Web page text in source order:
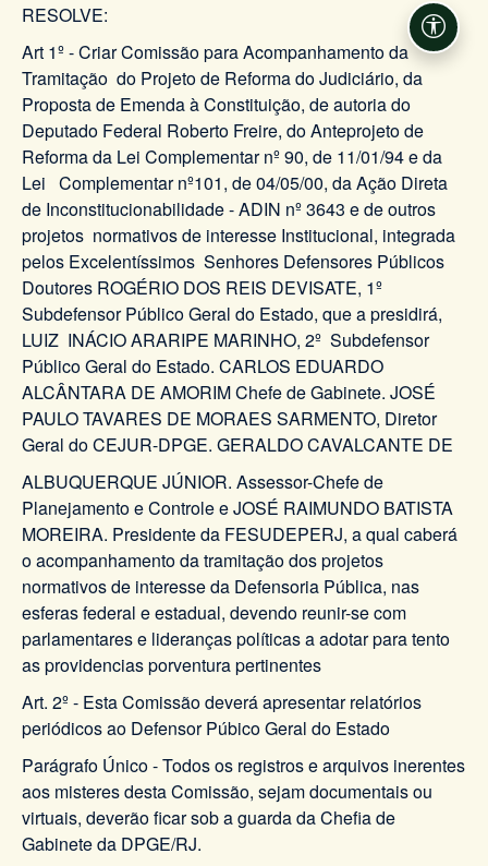
RESOLVE:
Art 1º - Criar Comissão para Acompanhamento da
Tramitação do Projeto de Reforma do Judiciário, da
Proposta de Emenda à Constituição, de autoria do
Deputado Federal Roberto Freire, do Anteprojeto de
Reforma da Lei Complementar nº 90, de 11/01/94 e da
Lei Complementar nº101, de 04/05/00, da Ação Direta
de Inconstitucionabilidade - ADIN nº 3643 e de outros
projetos normativos de interesse Institucional, integrada
pelos Excelentíssimos Senhores Defensores Públicos
Doutores ROGÉRIO DOS REIS DEVISATE, 1º
Subdefensor Público Geral do Estado, que a presidirá,
LUIZ INÁCIO ARARIPE MARINHO, 2º Subdefensor
Público Geral do Estado. CARLOS EDUARDO
ALCÂNTARA DE AMORIM Chefe de Gabinete. JOSÉ
PAULO TAVARES DE MORAES SARMENTO, Diretor
Geral do CEJUR-DPGE. GERALDO CAVALCANTE DE
ALBUQUERQUE JÚNIOR. Assessor-Chefe de
Planejamento e Controle e JOSÉ RAIMUNDO BATISTA
MOREIRA. Presidente da FESUDEPERJ, a qual caberá
o acompanhamento da tramitação dos projetos
normativos de interesse da Defensoria Pública, nas
esferas federal e estadual, devendo reunir-se com
parlamentares e lideranças políticas a adotar para tento
as providencias porventura pertinentes
Art. 2º - Esta Comissão deverá apresentar relatórios
periódicos ao Defensor Púbico Geral do Estado
Parágrafo Único - Todos os registros e arquivos inerentes
aos misteres desta Comissão, sejam documentais ou
virtuais, deverão ficar sob a guarda da Chefia de
Gabinete da DPGE/RJ.